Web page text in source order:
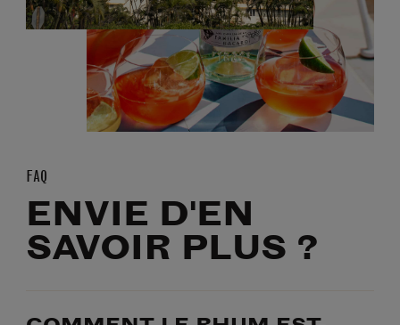
FAQ
ENVIE D'EN
SAVOIR PLUS ?